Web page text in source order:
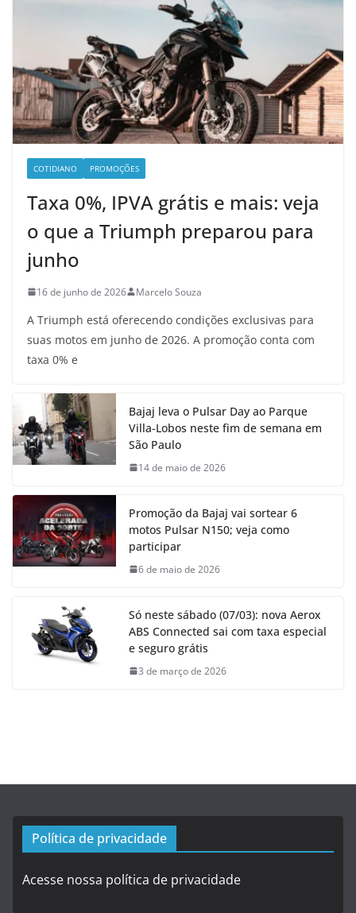
COTIDIANO PROMOÇÕES
Taxa 0%, IPVA grátis e mais: veja
o que a Triumph preparou para
junho
16 de junho de 2026 Marcelo Souza
A Triumph está oferecendo condições exclusivas para
suas motos em junho de 2026. A promoção conta com
taxa 0% e
Bajaj leva o Pulsar Day ao Parque
Villa-Lobos neste fim de semana em
São Paulo
14 de maio de 2026
Promoção da Bajaj vai sortear 6
motos Pulsar N150; veja como
participar
6 de maio de 2026
Só neste sábado (07/03): nova Aerox
ABS Connected sai com taxa especial
e seguro grátis
3 de março de 2026
Política de privacidade
Acesse nossa política de privacidade